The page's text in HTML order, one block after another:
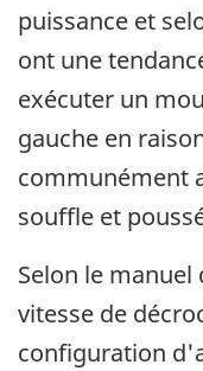
puissance et
ont une
exécuter un
gauche en
communément
souffle et
Selon le manuel
vitesse de
configuration